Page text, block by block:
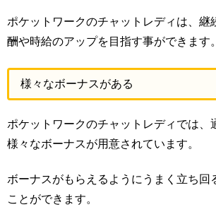
ポケットワークのチャットレディは、継
酬や時給のアップを目指す事ができます。
様々なボーナスがある
ポケットワークのチャットレディでは、
様々なボーナスが用意されています。
ボーナスがもらえるようにうまく立ち回
ことができます。